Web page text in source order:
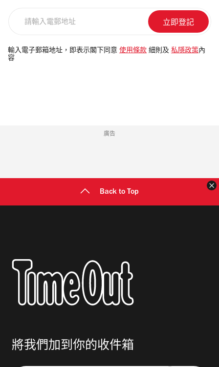
電
郵
輸入電子郵箱地址，即表示閣下同意 使用條款 細則及 私隱政策 內
容
廣告
Back to Top
將我們加到你的收件箱